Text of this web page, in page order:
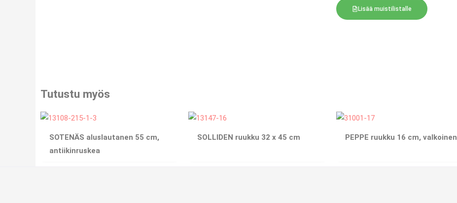
Lisää muistilistalle
Tutustu myös
SOTENÄS aluslautanen 55 cm,
antiikinruskea
SOLLIDEN ruukku 32 x 45 cm PEPPE ruukku 16 cm, valkoinen